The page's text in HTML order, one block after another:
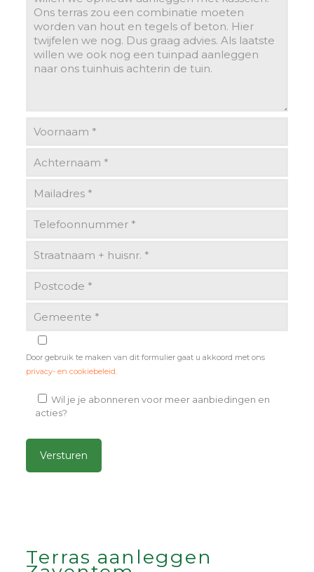
Door gebruik te maken van dit formulier gaat u akkoord met ons
privacy- en cookiebeleid
Wil je je abonneren voor meer aanbiedingen en
acties?
Terras aanleggen